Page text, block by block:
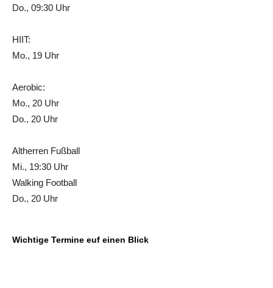
Do., 09:30 Uhr
HIIT:
Mo., 19 Uhr
Aerobic:
Mo., 20 Uhr
Do., 20 Uhr
Altherren Fußball
Mi., 19:30 Uhr
Walking Football
Do., 20 Uhr
Wichtige Termine euf einen Blick